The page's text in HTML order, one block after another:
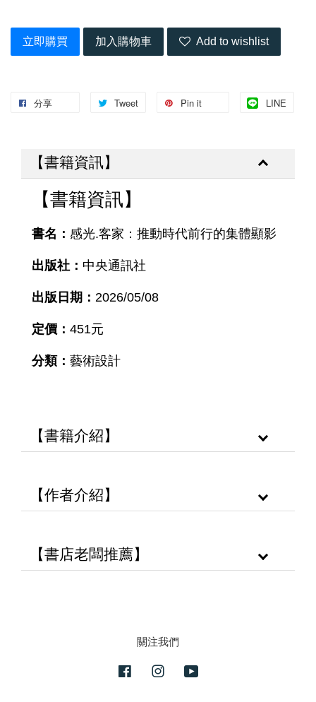
立即購買 加入購物車 Add to wishlist
分享 Tweet Pin it LINE
【書籍資訊】
【書籍資訊】
書名： 感光.客家：推動時代前行的集體顯影
出版社： 中央通訊社
出版日期： 2026/05/08
定價： 451元
分類： 藝術設計
【書籍介紹】
【作者介紹】
【書店老闆推薦】
關注我們
FacebookInstagram